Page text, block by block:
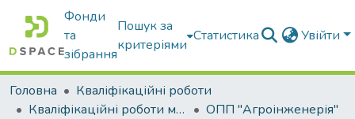
Фонди
та
зібрання
Пошук за
критеріями
Статистика Увійти
Головна
Кваліфікаційні роботи
Кваліфікаційні роботи магістрів
ОПП "Агроінженерія"